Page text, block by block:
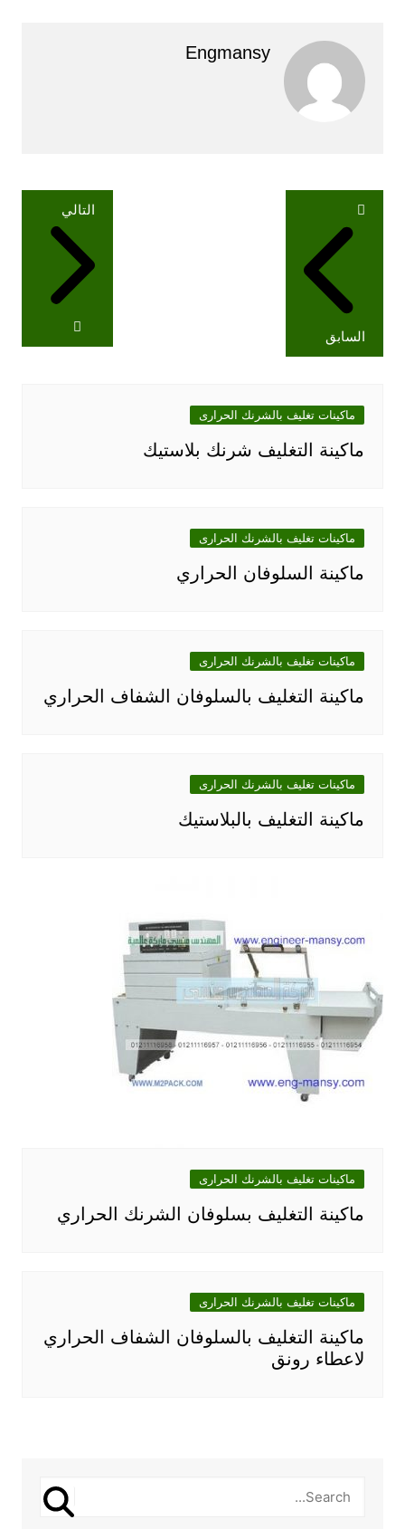
Engmansy
تصفّح
المقالات
السابق
التالي
ماكينات تغليف بالشرنك الحرارى
ماكينة التغليف شرنك بلاستيك
ماكينات تغليف بالشرنك الحرارى
ماكينة السلوفان الحراري
ماكينات تغليف بالشرنك الحرارى
ماكينة التغليف بالسلوفان الشفاف الحراري
ماكينات تغليف بالشرنك الحرارى
ماكينة التغليف بالبلاستيك
ماكينات تغليف بالشرنك الحرارى
ماكينة التغليف بسلوفان الشرنك الحراري
ماكينات تغليف بالشرنك الحرارى
ماكينة التغليف بالسلوفان الشفاف الحراري
لاعطاء رونق